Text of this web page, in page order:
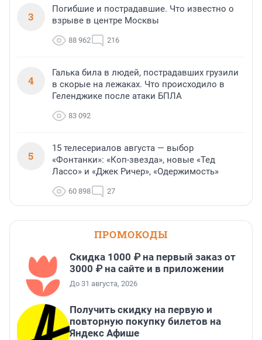
3
Погибшие и пострадавшие. Что известно о
взрыве в центре Москвы
88 962 216
4
Галька била в людей, пострадавших грузили
в скорые на лежаках. Что происходило в
Геленджике после атаки БПЛА
83 092
5
15 телесериалов августа — выбор
«Фонтанки»: «Коп-звезда», новые «Тед
Лассо» и «Джек Ричер», «Одержимость»
60 898 27
ПРОМОКОДЫ
Скидка 1000 ₽ на первый заказ от
3000 ₽ на сайте и в приложении
До 31 августа, 2026
Получить скидку на первую и
повторную покупку билетов на
Яндекс Афише